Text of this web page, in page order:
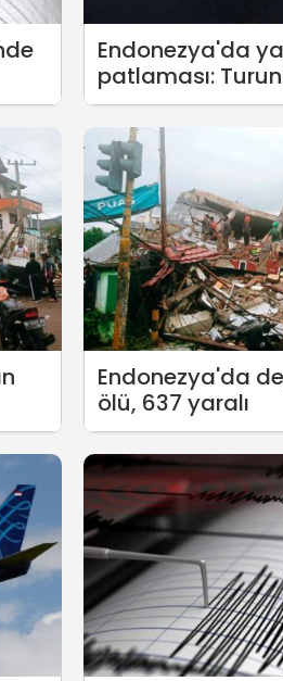
Endonezya'da
patlaması:
Endonezya'da
ölü, 637 yaralı